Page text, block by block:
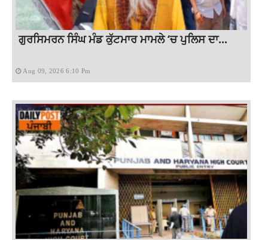
ਗੁਰਸਿਮਰਨ ਸਿੰਘ ਮੰਡ ਕੁੱਟਮਾਰ ਮਾਮਲੇ ‘ਚ ਪੁਲਿਸ ਦਾ...
Aug 09, 2026 6:10 Pm